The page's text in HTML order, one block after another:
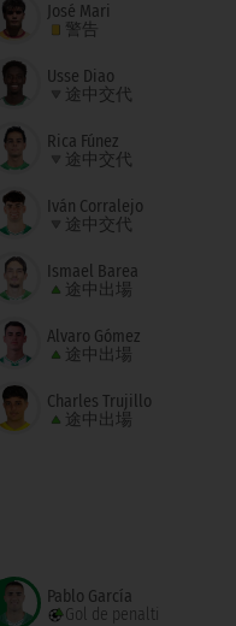
José Mari
警告
Usse Diao
途中交代
Rica Fúnez
途中交代
Iván Corralejo
途中交代
Ismael Barea
途中出場
Álvaro Gómez
途中出場
Charles Trujillo
途中出場
Pablo García
Gol de penalti